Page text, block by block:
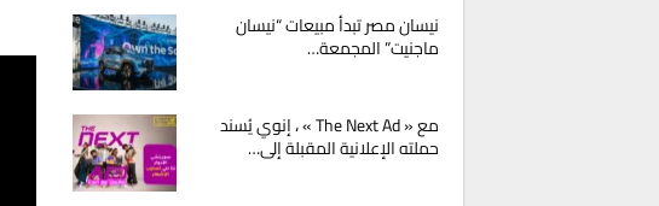
نيسان مصر تبدأ مبيعات “نيسان
ماجنيت” المجمعة…
مع « The Next Ad » ، إنوي يُسند
حملته الإعلانية المقبلة إلى…